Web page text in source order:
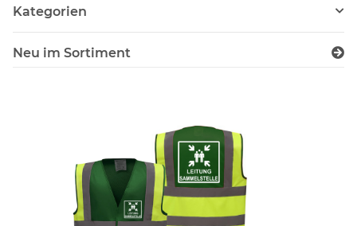
Kategorien
Neu im Sortiment